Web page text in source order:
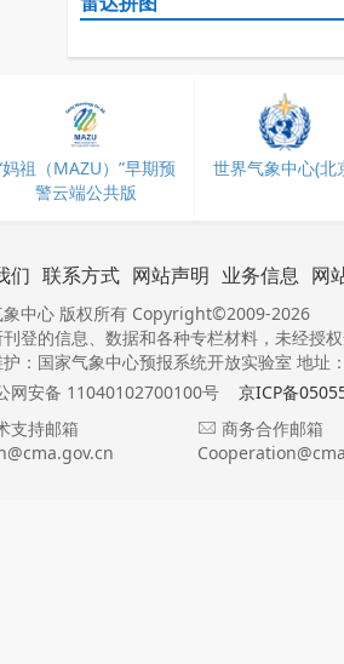
妈祖（MAZU）”早期预
警云端公共版
世界气象中心(北
们 联系方式 网站声明 业务信息 网
象中心 版权所有 Copyright©2009-2026
登的信息、数据和各种专栏材料，未经授
：国家气象中心预报系统开放实验室 地址
网安备 11040102700100号
京ICP备
支持邮箱
商务合作邮箱